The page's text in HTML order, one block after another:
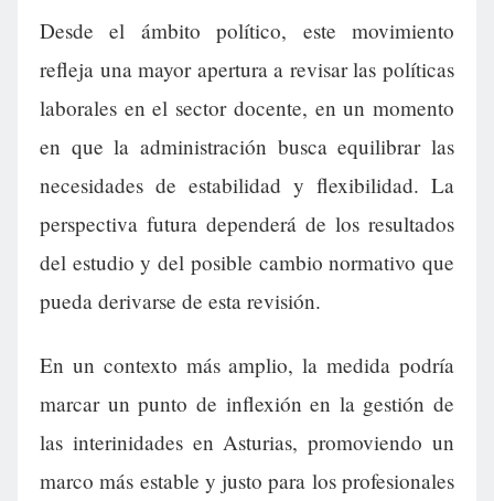
Desde el ámbito político, este movimiento
refleja una mayor apertura a revisar las políticas
laborales en el sector docente, en un momento
en que la administración busca equilibrar las
necesidades de estabilidad y flexibilidad. La
perspectiva futura dependerá de los resultados
del estudio y del posible cambio normativo que
pueda derivarse de esta revisión.
En un contexto más amplio, la medida podría
marcar un punto de inflexión en la gestión de
las interinidades en Asturias, promoviendo un
marco más estable y justo para los profesionales